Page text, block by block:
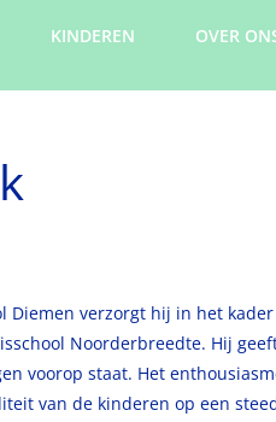
KINDEREN OVER
Diemen verzorgt hij in het
Noorderbreedte. Hij
voorop staat. Het
van de kinderen op een